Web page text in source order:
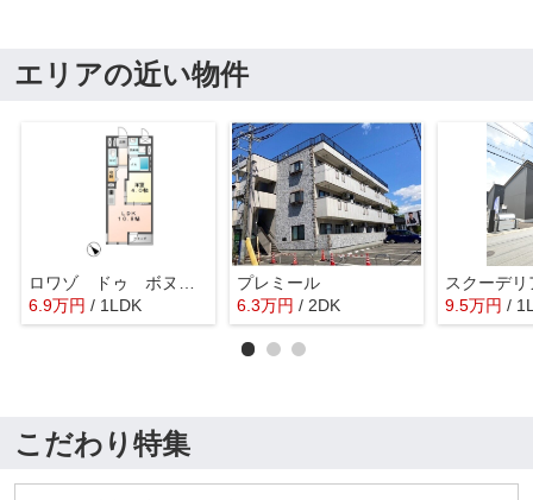
エリアの近い物件
ロワゾ ドゥ ボヌール
6.9万円 / 1LDK
プレミール
6.3万円 / 2DK
スクーデリ
9.5万円 /
こだわり特集